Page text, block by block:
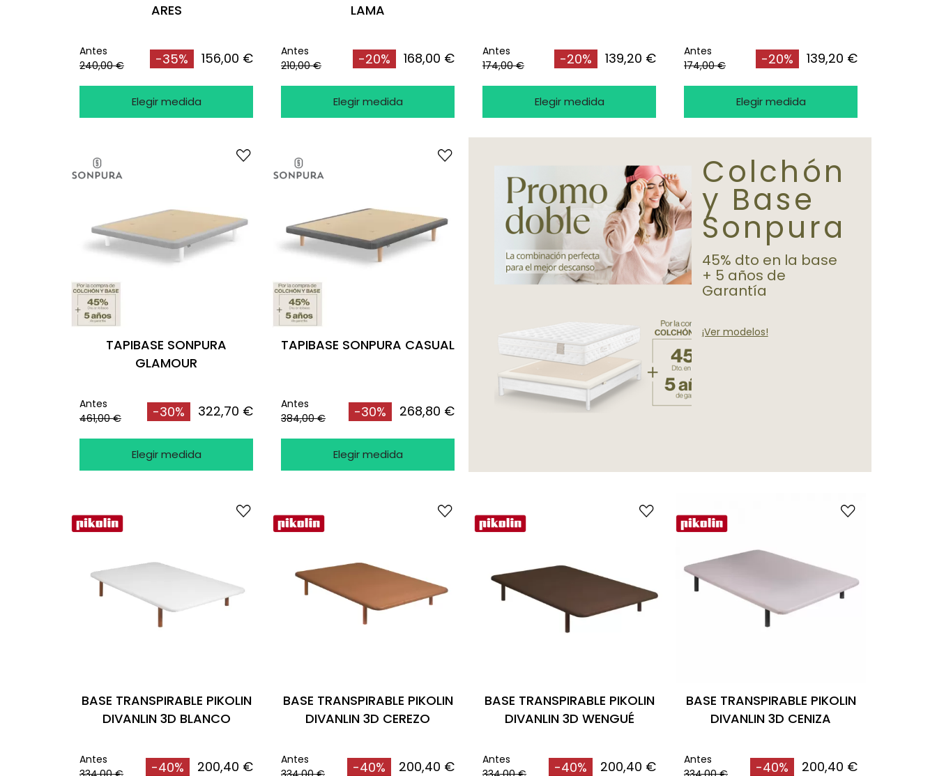
ARES
Antes
240,00 €
-35% 156,00 €
Elegir medida
LAMA
Antes
210,00 €
-20% 168,00 €
Elegir medida
Antes
174,00 €
-20% 139,20 €
Elegir medida
Antes
174,00 €
-20% 139,20 €
Elegir medida
TAPIBASE SONPURA
GLAMOUR
Antes
461,00 €
-30% 322,70 €
Elegir medida
TAPIBASE SONPURA CASUAL
Antes
384,00 €
-30% 268,80 €
Elegir medida
Colchón
y Base
Sonpura
45% dto en la base
+ 5 años de
Garantía
¡Ver modelos!
BASE TRANSPIRABLE PIKOLIN
DIVANLIN 3D BLANCO
Antes
-40% 200,40 €
BASE TRANSPIRABLE PIKOLIN
DIVANLIN 3D CEREZO
Antes
-40% 200,40 €
BASE TRANSPIRABLE PIKOLIN
DIVANLIN 3D WENGUÉ
Antes
-40% 200,40 €
BASE TRANSPIRABLE PIKOLIN
DIVANLIN 3D CENIZA
Antes
-40% 200,40 €